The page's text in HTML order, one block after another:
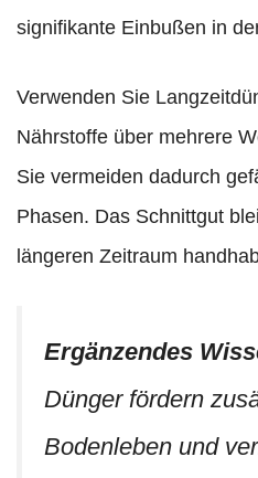
signifikante Einbußen in
Verwenden Sie
Nährstoffe über mehrere
Sie vermeiden dadurch
Phasen. Das Schnittgut
längeren Zeitraum
Ergänzendes
Dünger fördern
Bodenleben und